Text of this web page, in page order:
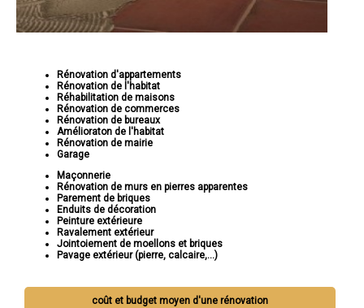
Rénovation d'appartements
Rénovation de l'habitat
Réhabilitation de maisons
Rénovation de commerces
Rénovation de bureaux
Amélioraton de l'habitat
Rénovation de mairie
Garage
Maçonnerie
Rénovation de murs en pierres apparentes
Parement de briques
Enduits de décoration
Peinture extérieure
Ravalement extérieur
Jointoiement de moellons et briques
Pavage extérieur (pierre, calcaire,...)
coût et budget moyen d'une rénovation